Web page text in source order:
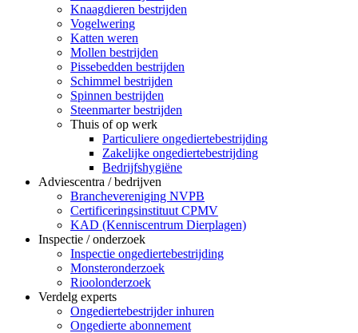
Knaagdieren bestrijden
Vogelwering
Katten weren
Mollen bestrijden
Pissebedden bestrijden
Schimmel bestrijden
Spinnen bestrijden
Steenmarter bestrijden
Thuis of op werk
Particuliere ongediertebestrijding
Zakelijke ongediertebestrijding
Bedrijfshygiëne
Adviescentra / bedrijven
Branchevereniging NVPB
Certificeringsinstituut CPMV
KAD (Kenniscentrum Dierplagen)
Inspectie / onderzoek
Inspectie ongediertebestrijding
Monsteronderzoek
Rioolonderzoek
Verdelg experts
Ongediertebestrijder inhuren
Ongedierte abonnement